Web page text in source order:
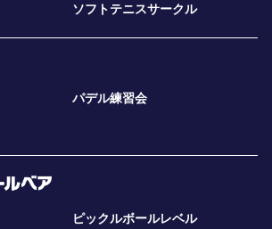
ソフトテニスサークル
パデル練習会
ピックルボールレベル